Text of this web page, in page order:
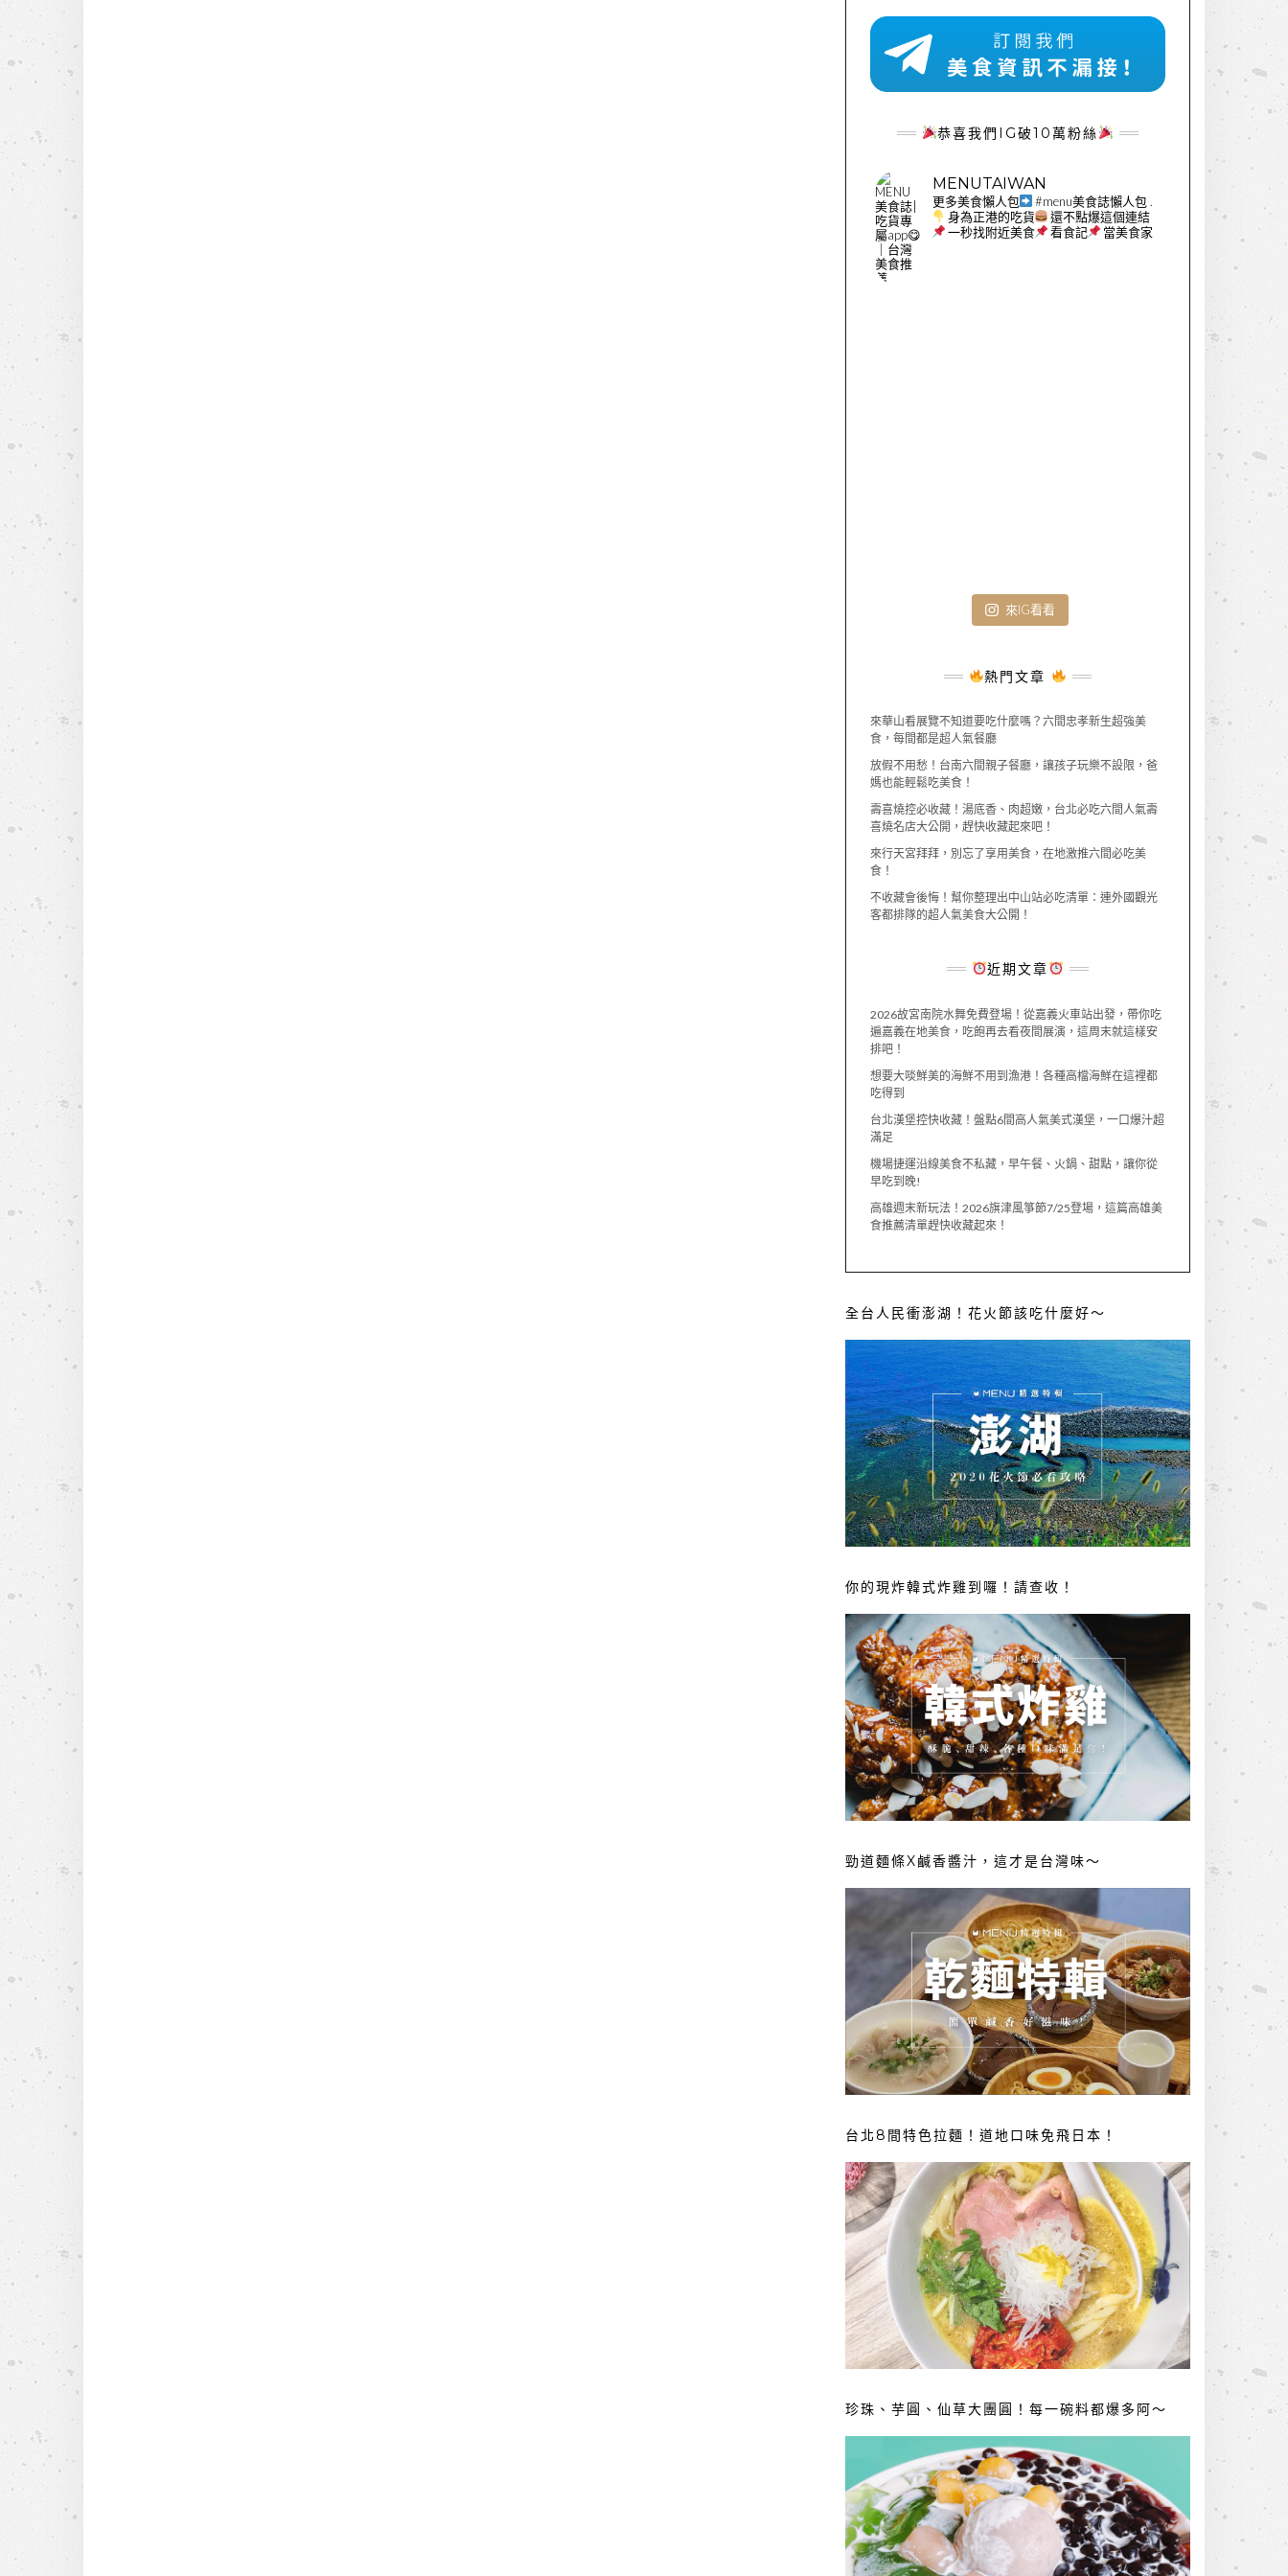
恭喜我們IG破10萬粉絲
MENUTAIWAN
更多美食懶人包 #menu美食誌懶人包 .
身為正港的吃貨
還不點爆這個連結
一秒找附近美食
看食記 當美食家
來IG看看
熱門文章
來華山看展覽不知道要吃什麼嗎？六間忠孝新生超強美
食，每間都是超人氣餐廳
放假不用愁！台南六間親子餐廳，讓孩子玩樂不設限，爸
媽也能輕鬆吃美食！
壽喜燒控必收藏！湯底香、肉超嫩，台北必吃六間人氣壽
喜燒名店大公開，趕快收藏起來吧！
來行天宮拜拜，別忘了享用美食，在地激推六間必吃美
食！
不收藏會後悔！幫你整理出中山站必吃清單：連外國觀光
客都排隊的超人氣美食大公開！
近期文章
2026故宮南院水舞免費登場！從嘉義火車站出發，帶你吃
遍嘉義在地美食，吃飽再去看夜間展演，這周末就這樣安
排吧！
想要大啖鮮美的海鮮不用到漁港！各種高檔海鮮在這裡都
吃得到
台北漢堡控快收藏！盤點6間高人氣美式漢堡，一口爆汁超
滿足
機場捷運沿線美食不私藏，早午餐、火鍋、甜點，讓你從
早吃到晚!
高雄週末新玩法！2026旗津風箏節7/25登場，這篇高雄美
食推薦清單趕快收藏起來！
全台人民衝澎湖！花火節該吃什麼好～
你的現炸韓式炸雞到囉！請查收！
勁道麵條X鹹香醬汁，這才是台灣味～
台北8間特色拉麵！道地口味免飛日本！
珍珠、芋圓、仙草大團圓！每一碗料都爆多阿～